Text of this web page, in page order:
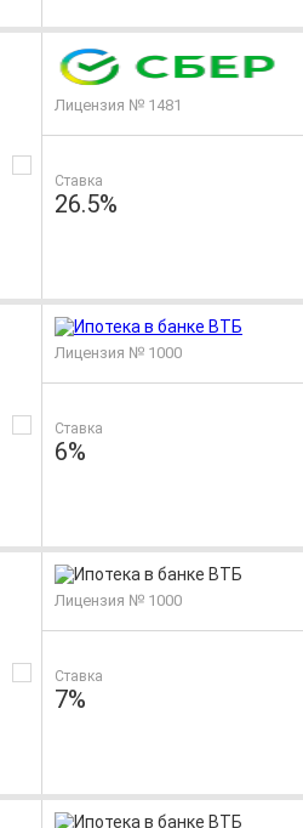
Лицензия № 1481
Ставка
26.5%
Лицензия № 1000
Ставка
6%
Лицензия № 1000
Ставка
7%